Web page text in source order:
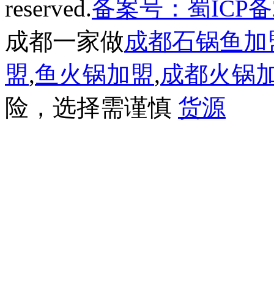
reserved.备案号：蜀ICP
成都一家做成都石锅鱼加
盟,鱼火锅加盟,成都火锅
险，选择需谨慎 货源